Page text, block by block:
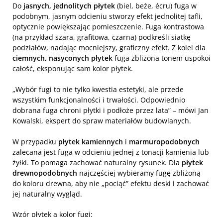
Do jasnych, jednolitych płytek (biel, beże, écru) fuga w
podobnym, jasnym odcieniu stworzy efekt jednolitej tafli,
optycznie powiększając pomieszczenie. Fuga kontrastowa
(na przykład szara, grafitowa, czarna) podkreśli siatkę
podziałów, nadając mocniejszy, graficzny efekt. Z kolei dla
ciemnych, nasyconych płytek fuga zbliżona tonem uspokoi
całość, eksponując sam kolor płytek.
„Wybór fugi to nie tylko kwestia estetyki, ale przede
wszystkim funkcjonalności i trwałości. Odpowiednio
dobrana fuga chroni płytki i podłoże przez lata” – mówi Jan
Kowalski, ekspert do spraw materiałów budowlanych.
W przypadku płytek kamiennych i marmuropodobnych
zalecana jest fuga w odcieniu jednej z tonacji kamienia lub
żyłki. To pomaga zachować naturalny rysunek. Dla płytek
drewnopodobnych najczęściej wybieramy fugę zbliżoną
do koloru drewna, aby nie „pociąć” efektu deski i zachować
jej naturalny wygląd.
Wzór płytek a kolor fugi: